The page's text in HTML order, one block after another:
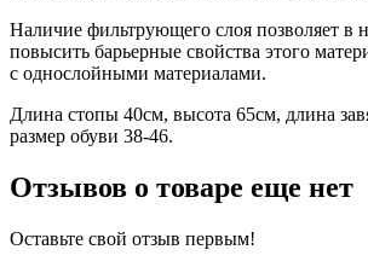
Наличие фильтрующего слоя позволяет в
повысить барьерные свойства этого
с однослойными материалами.
Длина стопы 40см, высота 65см, длина
размер обуви 38-46.
Отзывов о товаре еще нет
Оставьте свой отзыв первым!